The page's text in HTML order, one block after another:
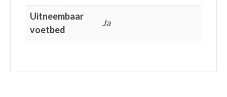
Uitneembaar
voetbed
Ja